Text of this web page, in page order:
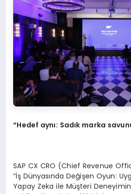
“Hedef aynı: Sadık marka
SAP CX CRO (Chief Revenue
“İş Dünyasında Değişen Oyun:
Yapay Zeka ile Müşteri